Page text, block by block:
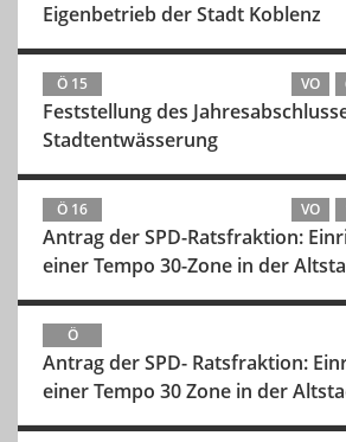
Eigenbetrieb der Stadt Koblenz
Ö 15 VO
Feststellung des
Stadtentwässerung
Ö 16 VO
Antrag der SPD-Ratsfraktion:
einer Tempo 30-Zone in der
Ö
Antrag der SPD- Ratsfraktion:
einer Tempo 30 Zone in der